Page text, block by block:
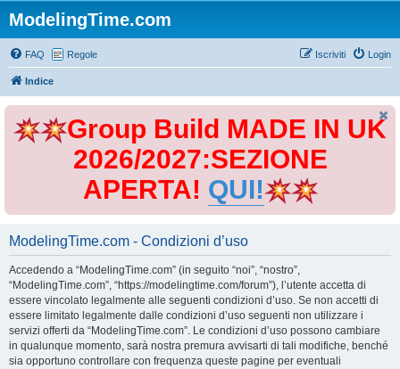
ModelingTime.com
FAQ Regole Login
Iscriviti
Indice
Group Build MADE IN UK
2026/2027:SEZIONE
APERTA! QUI!
ModelingTime.com - Condizioni d’uso
Accedendo a “ModelingTime.com” (in seguito “noi”, “nostro”,
“ModelingTime.com”, “https://modelingtime.com/forum”), l’utente accetta di
essere vincolato legalmente alle seguenti condizioni d’uso. Se non accetti di
essere limitato legalmente dalle condizioni d’uso seguenti non utilizzare i
servizi offerti da “ModelingTime.com”. Le condizioni d’uso possono cambiare
in qualunque momento, sarà nostra premura avvisarti di tali modifiche, benché
sia opportuno controllare con frequenza queste pagine per eventuali